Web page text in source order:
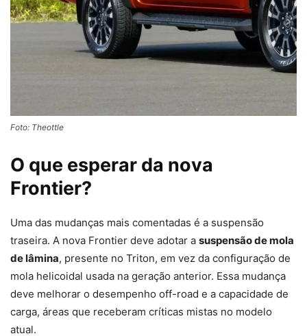
Foto: Theottle
O que esperar da nova
Frontier?
Uma das mudanças mais comentadas é a suspensão
traseira. A nova Frontier deve adotar a suspensão de mola
de lâmina, presente no Triton, em vez da configuração de
mola helicoidal usada na geração anterior. Essa mudança
deve melhorar o desempenho off-road e a capacidade de
carga, áreas que receberam críticas mistas no modelo
atual.